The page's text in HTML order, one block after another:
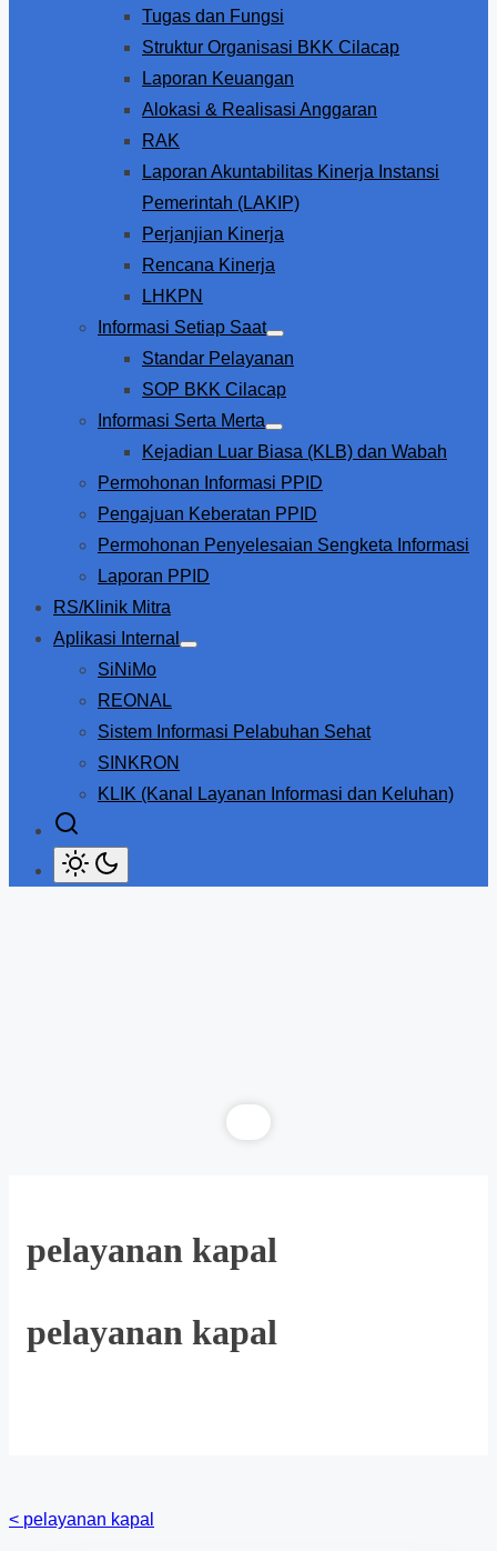
Tugas dan Fungsi
Struktur Organisasi BKK Cilacap
Laporan Keuangan
Alokasi & Realisasi Anggaran
RAK
Laporan Akuntabilitas Kinerja Instansi
Pemerintah (LAKIP)
Perjanjian Kinerja
Rencana Kinerja
LHKPN
Informasi Setiap Saat
Show
sub
Standar Pelayanan
SOP BKK Cilacap
Informasi Serta Merta
Show
sub
Kejadian Luar Biasa (KLB) dan Wabah
Permohonan Informasi PPID
Pengajuan Keberatan PPID
Permohonan Penyelesaian Sengketa Informasi
Laporan PPID
RS/Klinik Mitra
Aplikasi Internal
Show
SiNiMo
REONAL
Sistem Informasi Pelabuhan Sehat
SINKRON
KLIK (Kanal Layanan Informasi dan Keluhan)
pelayanan kapal
pelayanan kapal
Posts
< pelayanan kapal